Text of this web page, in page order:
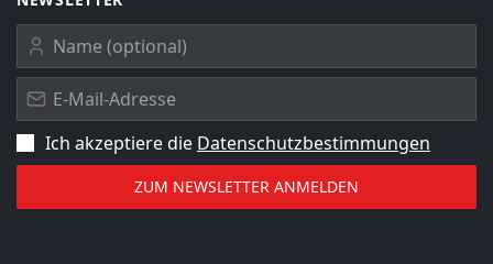
Ich akzeptiere die Datenschutz­bestimmungen